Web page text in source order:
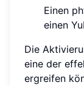
Einen
einen
Die
eine der
ergreifen